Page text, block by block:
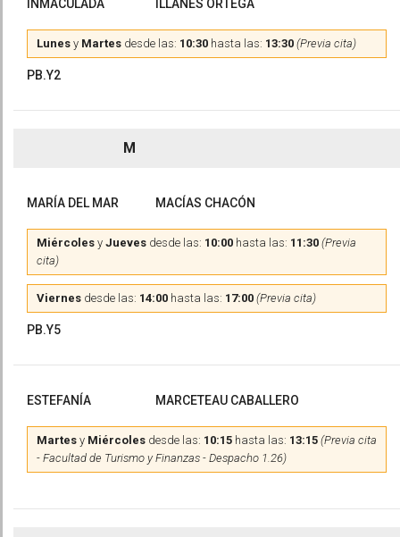
INMACULADA ILLANES ORTEGA
Lunes y Martes desde las: 10:30 hasta las: 13:30 (Previa cita)
PB.Y2
M
MARÍA DEL MAR MACÍAS CHACÓN
Miércoles y Jueves desde las: 10:00 hasta las: 11:30 (Previa
cita)
Viernes desde las: 14:00 hasta las: 17:00 (Previa cita)
PB.Y5
ESTEFANÍA MARCETEAU CABALLERO
Martes y Miércoles desde las: 10:15 hasta las: 13:15 (Previa cita
- Facultad de Turismo y Finanzas - Despacho 1.26)